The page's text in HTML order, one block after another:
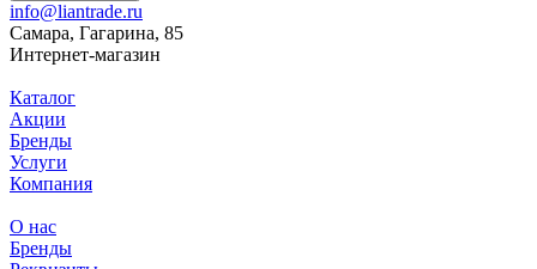
info@liantrade.ru
Самара, Гагарина, 85
Интернет-магазин
Каталог
Акции
Бренды
Услуги
Компания
О нас
Бренды